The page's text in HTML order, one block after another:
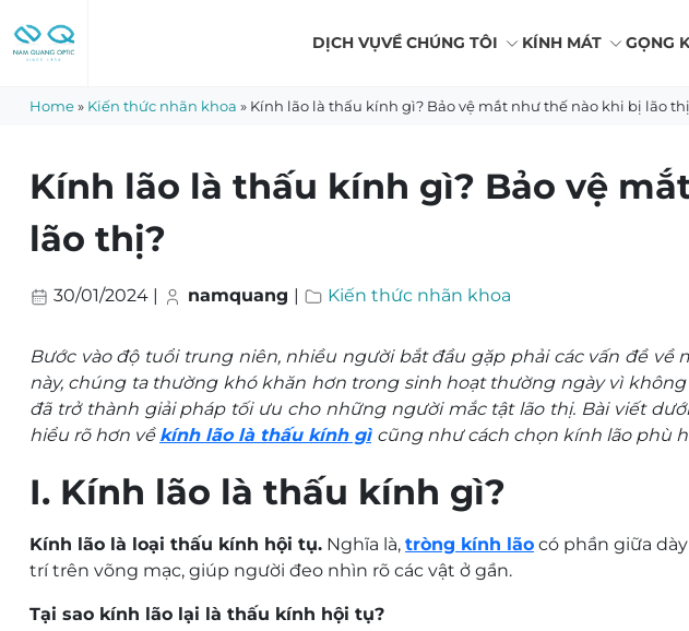
to
content
DỊCH VỤVỀ CHÚNG TÔI KÍNH MÁT GỌNG
Home» Kiến thức nhãn khoa » Kính lão là thấu kính gì? Bảo vệ mắt như thế nào khi bị lão
Kính lão là thấu kính gì? Bảo vệ
lão thị?
30/01/2024 | namquang | Kiến thức nhãn khoa
Bước vào độ tuổi trung niên, nhiều người bắt đầu gặp phải các vấn đề về
này, chúng ta thường khó khăn hơn trong sinh hoạt thường ngày vì
đã trở thành giải pháp tối ưu cho những người mắc tật lão thị. Bài viết
hiểu rõ hơn về kính lão là thấu kính gì cũng như cách chọn kính lão phù
I. Kính lão là thấu kính gì?
Kính lão là loại thấu kính hội tụ. Nghĩa là, tròng kính lão có phần giữa
trí trên võng mạc, giúp người đeo nhìn rõ các vật ở gần.
Tại sao kính lão lại là thấu kính hội tụ?